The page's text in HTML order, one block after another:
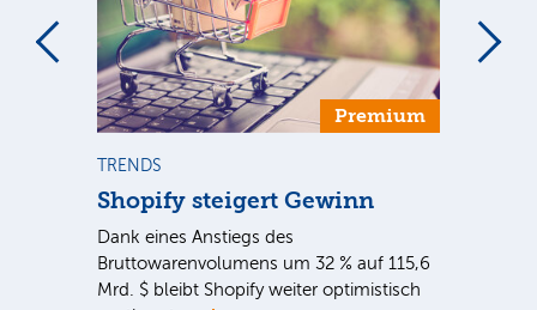
Premium
TRENDS
Shopify steigert Gewinn
Dank eines Anstiegs des
Bruttowarenvolumens um 32 % auf 115,6
Mrd. $ bleibt Shopify weiter optimistisch